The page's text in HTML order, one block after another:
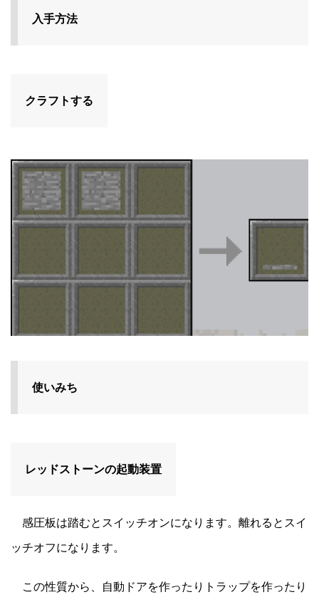
入手方法
クラフトする
使いみち
レッドストーンの起動装置
感圧板は踏むとスイッチオンになります。離れるとスイ
ッチオフになります。
この性質から、自動ドアを作ったりトラップを作ったり